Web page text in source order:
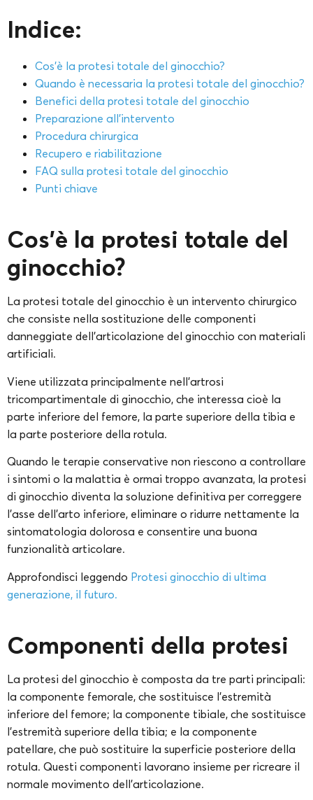
Indice:
Cos’è la protesi totale del ginocchio?
Quando è necessaria la protesi totale del ginocchio?
Benefici della protesi totale del ginocchio
Preparazione all’intervento
Procedura chirurgica
Recupero e riabilitazione
FAQ sulla protesi totale del ginocchio
Punti chiave
Cos’è la protesi totale del
ginocchio?
La protesi totale del ginocchio è un intervento chirurgico
che consiste nella sostituzione delle componenti
danneggiate dell’articolazione del ginocchio con materiali
artificiali.
Viene utilizzata principalmente nell’artrosi
tricompartimentale di ginocchio, che interessa cioè la
parte inferiore del femore, la parte superiore della tibia e
la parte posteriore della rotula.
Quando le terapie conservative non riescono a controllare
i sintomi o la malattia è ormai troppo avanzata, la protesi
di ginocchio diventa la soluzione definitiva per correggere
l’asse dell’arto inferiore, eliminare o ridurre nettamente la
sintomatologia dolorosa e consentire una buona
funzionalità articolare.
Approfondisci leggendo Protesi ginocchio di ultima
generazione, il futuro.
Componenti della protesi
La protesi del ginocchio è composta da tre parti principali:
la componente femorale, che sostituisce l’estremità
inferiore del femore; la componente tibiale, che sostituisce
l’estremità superiore della tibia; e la componente
patellare, che può sostituire la superficie posteriore della
rotula. Questi componenti lavorano insieme per ricreare il
normale movimento dell’articolazione.